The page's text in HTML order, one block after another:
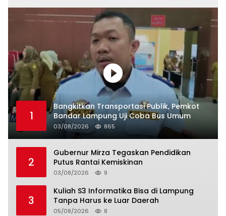
1
Bangkitkan Transportasi Publik, Pemkot
Bandar Lampung Uji Coba Bus Umum
03/08/2026 865
2
Gubernur Mirza Tegaskan Pendidikan
Putus Rantai Kemiskinan
03/08/2026 9
3
Kuliah S3 Informatika Bisa di Lampung
Tanpa Harus ke Luar Daerah
05/08/2026 8